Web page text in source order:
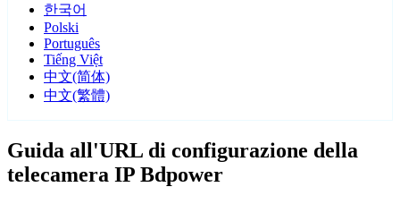
한국어
Polski
Português
Tiếng Việt
中文(简体)
中文(繁體)
Guida all'URL di configurazione della
telecamera IP Bdpower